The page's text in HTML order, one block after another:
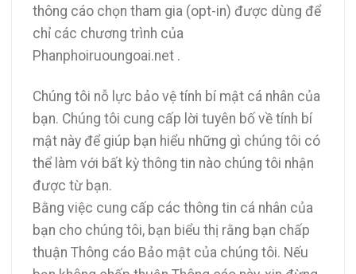
thông cáo chọn tham gia (opt-in) được dùng để
chỉ các chương trình của
Phanphoiruoungoai.net .
Chúng tôi nỗ lực bảo vệ tính bí mật cá nhân của
bạn. Chúng tôi cung cấp lời tuyên bố về tính bí
mật này để giúp bạn hiểu những gì chúng tôi có
thể làm với bất kỳ thông tin nào chúng tôi nhận
được từ bạn.
Bằng việc cung cấp các thông tin cá nhân của
bạn cho chúng tôi, bạn biểu thị rằng bạn chấp
thuận Thông cáo Bảo mật của chúng tôi. Nếu